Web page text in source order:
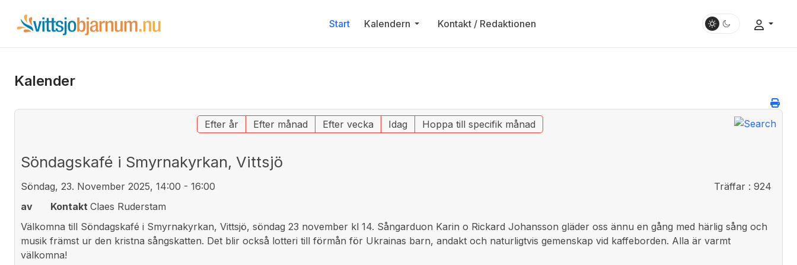
Start Kalendern Kontakt / Redaktionen
Kalender
Efter år Efter månad Efter vecka Idag Hoppa till specifik månad
Söndagskafé i Smyrnakyrkan, Vittsjö
Söndag, 23. November 2025, 14:00 - 16:00 Träffar : 924
av
Kontakt Claes Ruderstam
Välkomna till Söndagskafé i Smyrnakyrkan, Vittsjö, söndag 23 november kl 14. Sångarduon Karin o Rickard Johansson gläder oss ännu en gång med härlig sång och
musik främst ur den kristna sångskatten. Det blir också lotteri till förmån för Ukrainas barn, andakt och naturligtvis gemenskap vid kaffeborden. Alla är varmt
välkomna!